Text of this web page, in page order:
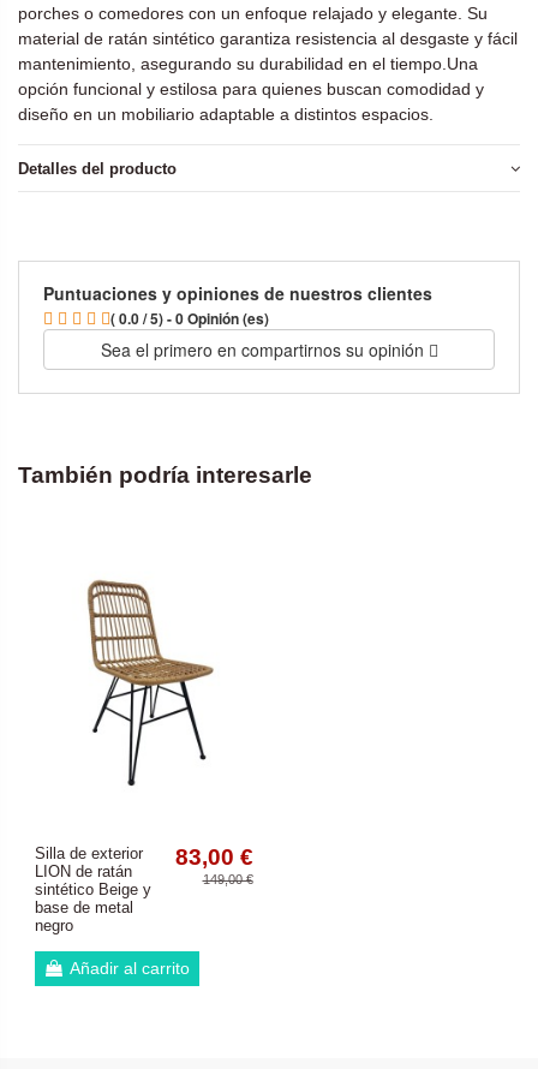
porches o comedores con un enfoque relajado y elegante. Su
material de ratán sintético garantiza resistencia al desgaste y fácil
mantenimiento, asegurando su durabilidad en el tiempo.Una
opción funcional y estilosa para quienes buscan comodidad y
diseño en un mobiliario adaptable a distintos espacios.
Detalles del producto
Puntuaciones y opiniones de nuestros clientes
( 0.0 / 5) - 0 Opinión (es)
Sea el primero en compartirnos su opinión
También podría interesarle
Silla de exterior
LION de ratán
sintético Beige y
base de metal
negro
83,00 €
149,00 €
Añadir al carrito